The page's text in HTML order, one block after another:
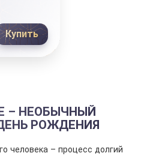
Купить
– НЕОБЫЧНЫЙ
РОЖДЕНИЯ
человека – процесс долгий